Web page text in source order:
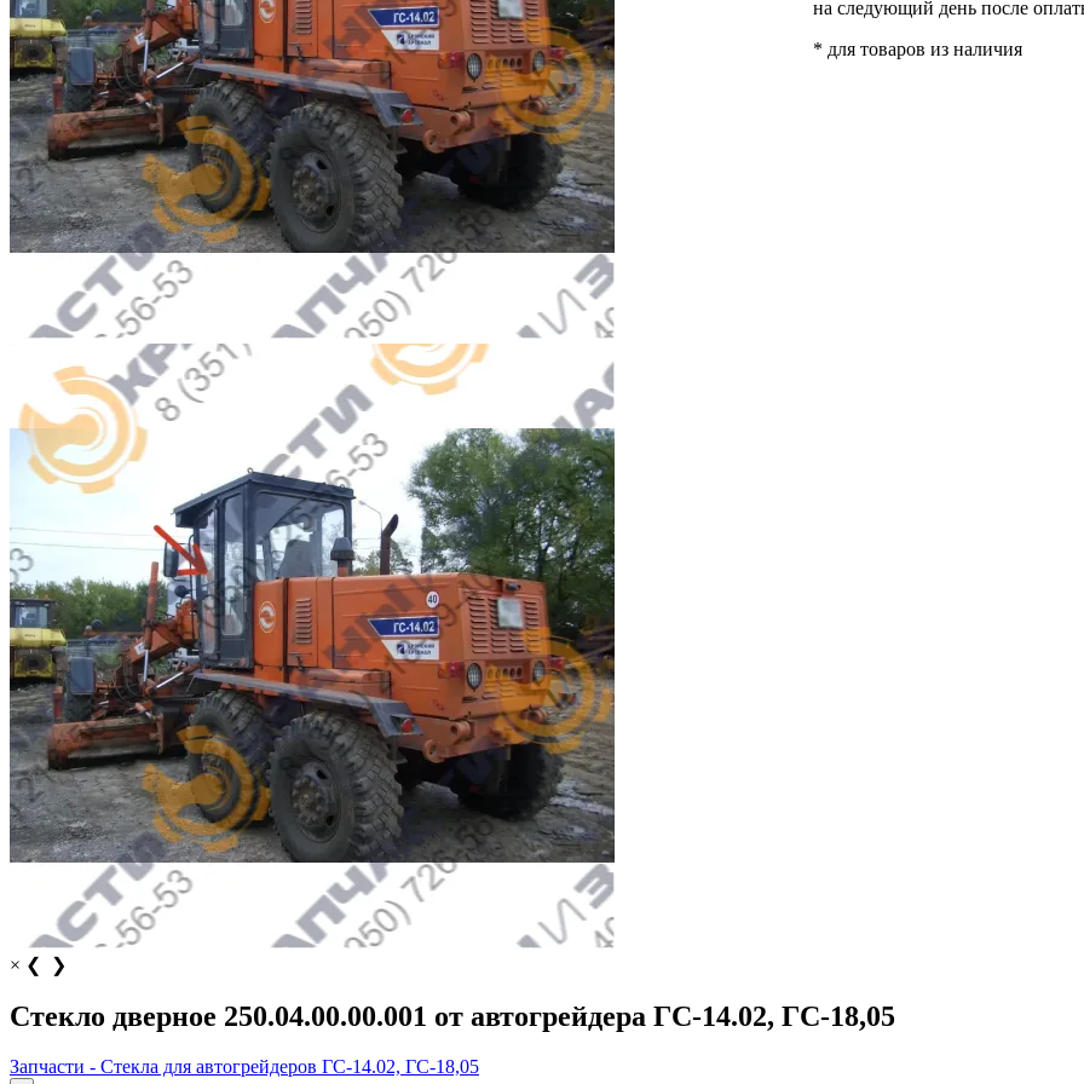
× ❮ ❯
на следующий день после
* для товаров из наличия
Стекло дверное 250.04.00.00.001 от автогрейдера ГС-14.02, ГС-18,05
Запчасти - Стекла для автогрейдеров ГС-14.02, ГС-18,05